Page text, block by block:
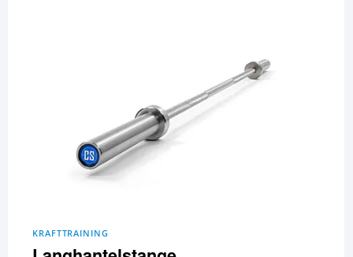
KRAFTTRAINING